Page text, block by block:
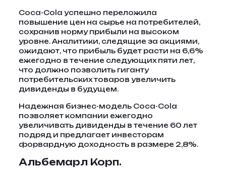
Coca-Cola успешно переложила
повышение цен на сырье на потребителей,
сохранив норму прибыли на высоком
уровне. Аналитики, следящие за акциями,
ожидают, что прибыль будет расти на 6,6%
ежегодно в течение следующих пяти лет,
что должно позволить гиганту
потребительских товаров увеличить
дивиденды в будущем.
Надежная бизнес-модель Coca-Cola
позволяет компании ежегодно
увеличивать дивиденды в течение 60 лет
подряд и предлагает инвесторам
форвардную доходность в размере 2,8%.
Альбемарл Корп.